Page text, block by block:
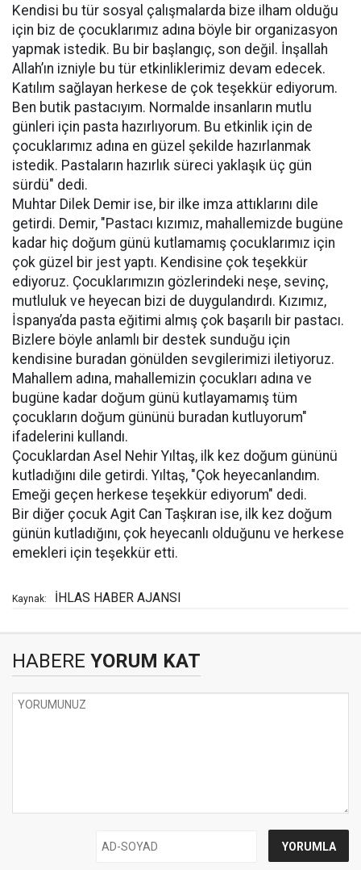
Kendisi bu tür sosyal çalışmalarda bize ilham olduğu
için biz de çocuklarımız adına böyle bir organizasyon
yapmak istedik. Bu bir başlangıç, son değil. İnşallah
Allah’ın izniyle bu tür etkinliklerimiz devam edecek.
Katılım sağlayan herkese de çok teşekkür ediyorum.
Ben butik pastacıyım. Normalde insanların mutlu
günleri için pasta hazırlıyorum. Bu etkinlik için de
çocuklarımız adına en güzel şekilde hazırlanmak
istedik. Pastaların hazırlık süreci yaklaşık üç gün
sürdü" dedi.
Muhtar Dilek Demir ise, bir ilke imza attıklarını dile
getirdi. Demir, "Pastacı kızımız, mahallemizde bugüne
kadar hiç doğum günü kutlamamış çocuklarımız için
çok güzel bir jest yaptı. Kendisine çok teşekkür
ediyoruz. Çocuklarımızın gözlerindeki neşe, sevinç,
mutluluk ve heyecan bizi de duygulandırdı. Kızımız,
İspanya’da pasta eğitimi almış çok başarılı bir pastacı.
Bizlere böyle anlamlı bir destek sunduğu için
kendisine buradan gönülden sevgilerimizi iletiyoruz.
Mahallem adına, mahallemizin çocukları adına ve
bugüne kadar doğum günü kutlayamamış tüm
çocukların doğum gününü buradan kutluyorum"
ifadelerini kullandı.
Çocuklardan Asel Nehir Yıltaş, ilk kez doğum gününü
kutladığını dile getirdi. Yıltaş, "Çok heyecanlandım.
Emeği geçen herkese teşekkür ediyorum" dedi.
Bir diğer çocuk Agit Can Taşkıran ise, ilk kez doğum
günün kutladığını, çok heyecanlı olduğunu ve herkese
emekleri için teşekkür etti.
Kaynak: İHLAS HABER AJANSI
HABERE YORUM KAT